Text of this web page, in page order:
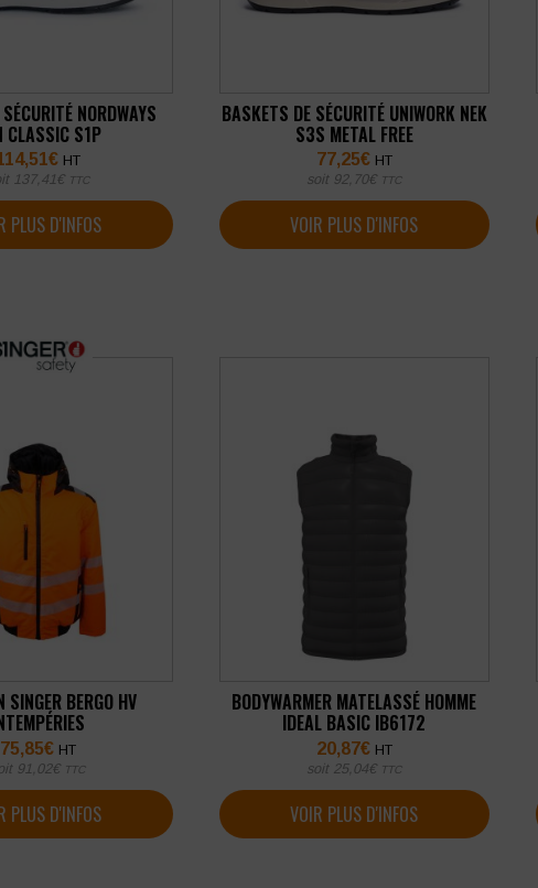
NORDWAYS
CLASSIC S1P
€ HT
137,41 € TTC
PLUS D'INFOS
BASKETS DE SÉCURITÉ UNIWORK NEK
S3S METAL FREE
77,25€ HT
soit 92,70€ TTC
VOIR PLUS D'INFOS
SINGER BERGO HV
75,85€ HT
91,02€ TTC
PLUS D'INFOS
BODYWARMER MATELASSÉ HOMME
IDEAL BASIC IB6172
20,87€ HT
soit 25,04€ TTC
VOIR PLUS D'INFOS